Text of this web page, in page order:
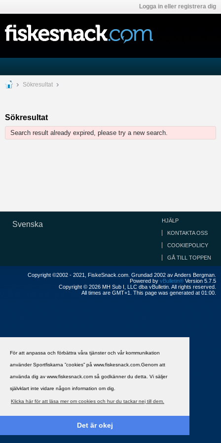
För att anpassa och förbättra våra tjänster och vår kommunikation
använder Sportfiskarna ”cookies” på www.fiskesnack.com.Genom att
använda dig av www.fiskesnack.com så godkänner du detta. Vi säljer
självklart inte vidare någon information om dig.
Klicka här för att läsa mer om cookies och hur du tackar nej till dem.
Det är okej
Logga in eller registrera dig
Sökresultat
Sökresultat
Search result already expired, please try a new search.
Svenska HJÄLP
KONTAKTA OSS
COOKIEPOLICY
GÅ TILL TOPPEN
Copyright ©2002 - 2021, FiskeSnack.com. Grundad 2002 av Anders Bergman.
Powered by vBulletin® Version 5.7.5
Copyright © 2026 MH Sub I, LLC dba vBulletin. All rights reserved.
All times are GMT+1. This page was generated at 01:00.